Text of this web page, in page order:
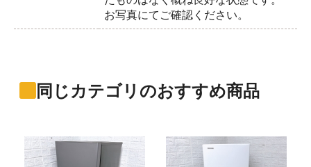
お写真にてご確認ください。
同じカテゴリのおすすめ商品